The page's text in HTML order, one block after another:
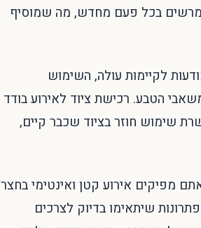
בכל פעם מחדש, מה שמוסיף
לקיימות עולה, השימוש
הטבע. רכישת ציוד לאירוע בודד
שימוש חוזר בציוד שכבר קיים,
מפיקים אירוע קטן ואינטימי בחצר
שיתאימו בדיוק לצרכים